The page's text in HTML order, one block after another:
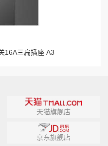
16A三扁插座 A3
天猫旗舰店
京东旗舰店